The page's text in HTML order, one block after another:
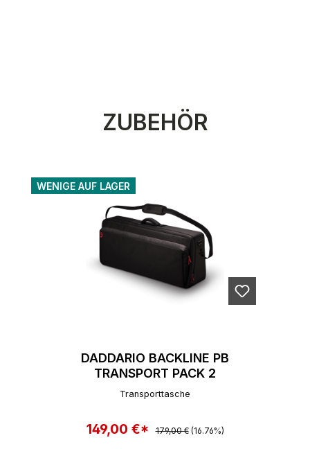
Produktgalerie überspringen
ZUBEHÖR
WENIGE AUF LAGER
DADDARIO BACKLINE PB
TRANSPORT PACK 2
Transporttasche
Verkaufspreis:
149,00 €* Regulärer Preis:
179,00 € (16.76%)